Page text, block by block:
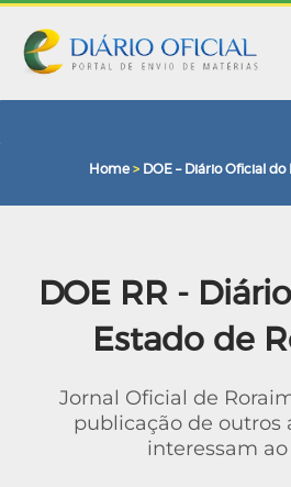
Home > DOE – Diário Oficial do
DOE RR -
Estado de
Jornal Oficial de
publicação de outros
interessam ao